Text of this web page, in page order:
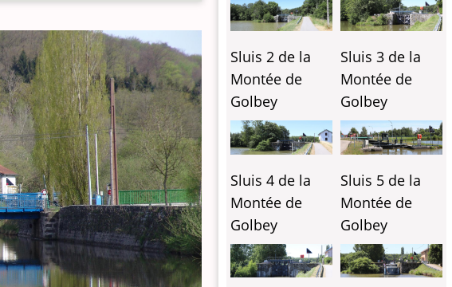
Sluis 2 de la
Montée de
Golbey
Sluis 3 de la
Montée de
Golbey
Sluis 4 de la
Montée de
Golbey
Sluis 5 de la
Montée de
Golbey